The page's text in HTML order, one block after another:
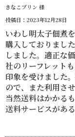
きなこプリン 様
投稿日：2023年12月28日
いわし明太子佃煮
購入しておりまし
しました。適正な
社のリーフレット
印象を受けました
ので、また利用さ
当然送料はかかる
送料サービスがあ